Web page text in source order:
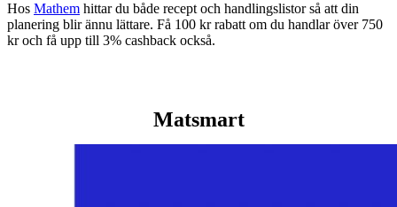
Hos Mathem hittar du både recept och handlingslistor så att din
planering blir ännu lättare. Få 100 kr rabatt om du handlar över 750
kr och få upp till 3% cashback också.
Matsmart